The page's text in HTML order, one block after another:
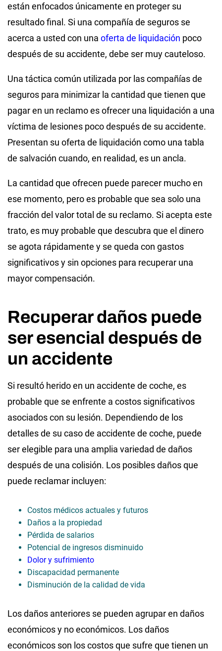
están enfocados únicamente en proteger su
resultado final. Si una compañía de seguros se
acerca a usted con una oferta de liquidación poco
después de su accidente, debe ser muy cauteloso.
Una táctica común utilizada por las compañías de
seguros para minimizar la cantidad que tienen que
pagar en un reclamo es ofrecer una liquidación a una
víctima de lesiones poco después de su accidente.
Presentan su oferta de liquidación como una tabla
de salvación cuando, en realidad, es un ancla.
La cantidad que ofrecen puede parecer mucho en
ese momento, pero es probable que sea solo una
fracción del valor total de su reclamo. Si acepta este
trato, es muy probable que descubra que el dinero
se agota rápidamente y se queda con gastos
significativos y sin opciones para recuperar una
mayor compensación.
Recuperar daños puede
ser esencial después de
un accidente
Si resultó herido en un accidente de coche, es
probable que se enfrente a costos significativos
asociados con su lesión. Dependiendo de los
detalles de su caso de accidente de coche, puede
ser elegible para una amplia variedad de daños
después de una colisión. Los posibles daños que
puede reclamar incluyen:
Costos médicos actuales y futuros
Daños a la propiedad
Pérdida de salarios
Potencial de ingresos disminuido
Dolor y sufrimiento
Discapacidad permanente
Disminución de la calidad de vida
Los daños anteriores se pueden agrupar en daños
económicos y no económicos. Los daños
económicos son los costos que sufre que tienen un